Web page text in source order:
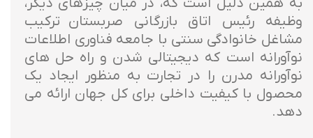
وظیفه رئيس اتاق بازرگانی صربستان ترکیب
مشاغل خانوادگی سنتی با جامعه فناوری اطلاعات
نوآورانه است که دیجیتالی شدن و راه حل های
نوآورانه مدرن را در تجارت به منظور ایجاد یک
محصول با کیفیت داخلی برای کل جهان ارائه می
دهد.